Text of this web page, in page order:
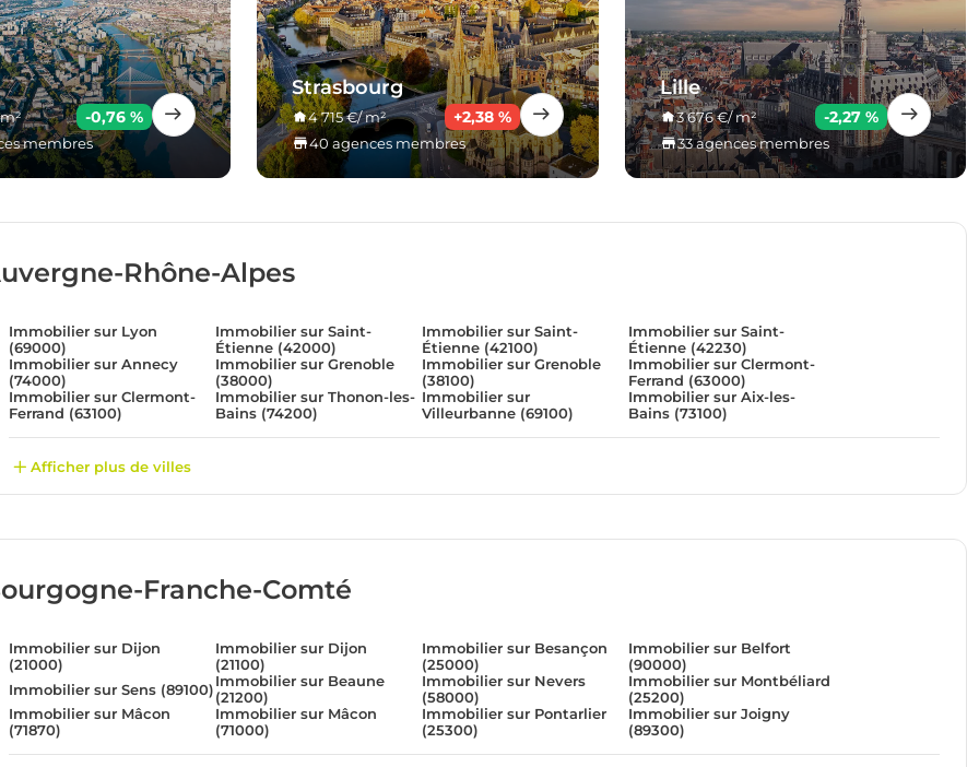
-0,76 %
membres
Strasbourg
4 715 €/ m² +2,38 %
40 agences membres
Lille
3 676 €/ m² -2,27 %
33 agences membres
Rhône-Alpes
Immobilier sur Lyon
(69000)
Immobilier sur Saint-
Étienne (42000)
Immobilier sur Saint-
Étienne (42100)
Immobilier sur Saint-
Étienne (42230)
Immobilier sur Annecy
(74000)
Immobilier sur Grenoble
(38000)
Immobilier sur Grenoble
(38100)
Immobilier sur Clermont-
Ferrand (63000)
Immobilier sur Clermont-
Ferrand (63100)
Immobilier sur Thonon-les-
Bains (74200)
Immobilier sur
Villeurbanne (69100)
Immobilier sur Aix-les-
Bains (73100)
Afficher plus de villes
Franche-Comté
Immobilier sur Dijon
(21000)
Immobilier sur Dijon
(21100)
Immobilier sur Besançon
(25000)
Immobilier sur Belfort
(90000)
Immobilier sur Sens (89100)Immobilier sur Beaune
(21200)
Immobilier sur Nevers
(58000)
Immobilier sur Montbéliard
(25200)
Immobilier sur Mâcon
(71870)
Immobilier sur Mâcon
(71000)
Immobilier sur Pontarlier
(25300)
Immobilier sur Joigny
(89300)